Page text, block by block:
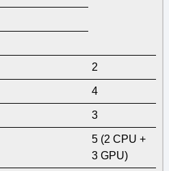
2
4
3
5 (2 CPU +
3 GPU)